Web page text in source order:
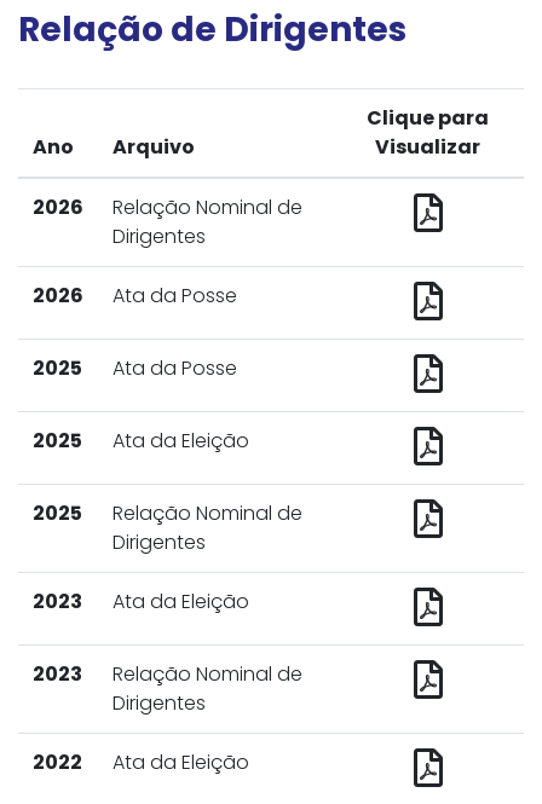
Relação de Dirigentes
Ano Arquivo
Clique para
Visualizar
2026
Relação Nominal de
Dirigentes
2026 Ata da Posse
2025 Ata da Posse
2025 Ata da Eleição
2025
Relação Nominal de
Dirigentes
2023 Ata da Eleição
2023
Relação Nominal de
Dirigentes
2022 Ata da Eleição